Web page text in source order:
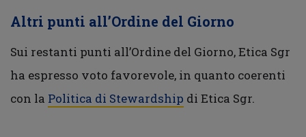
Altri punti all’Ordine del Giorno
Sui restanti punti all’Ordine del Giorno, Etica Sgr
ha espresso voto favorevole, in quanto coerenti
con la Politica di Stewardship di Etica Sgr.